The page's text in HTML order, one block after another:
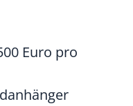
Euro pro